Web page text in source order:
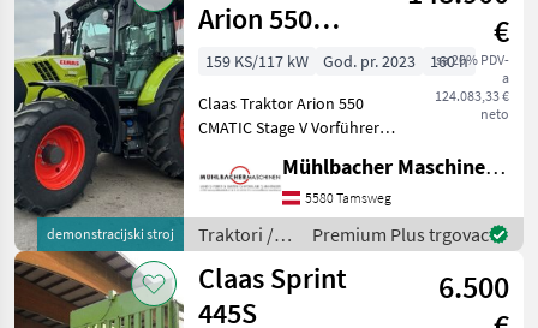
demonstracijski stroj
Arion 550
CMATIC Stage V
Vorführer
€
sa 20% PDV-
a
124.083,33 €
neto
159 KS/117 kW God. pr. 2023
160 h
Claas Traktor Arion 550
CMATIC Stage V Vorführer -
5l Hubraum (stärkster 4-
Zylinder Motor der Claas-
Baureihe) - CLAAS
Frontkraftheber
Mühlbacher Maschinen GmbH
5580 Tamsweg
Traktori /
Claas
Premium Plus trgovac
Claas Sprint
445S
6.500